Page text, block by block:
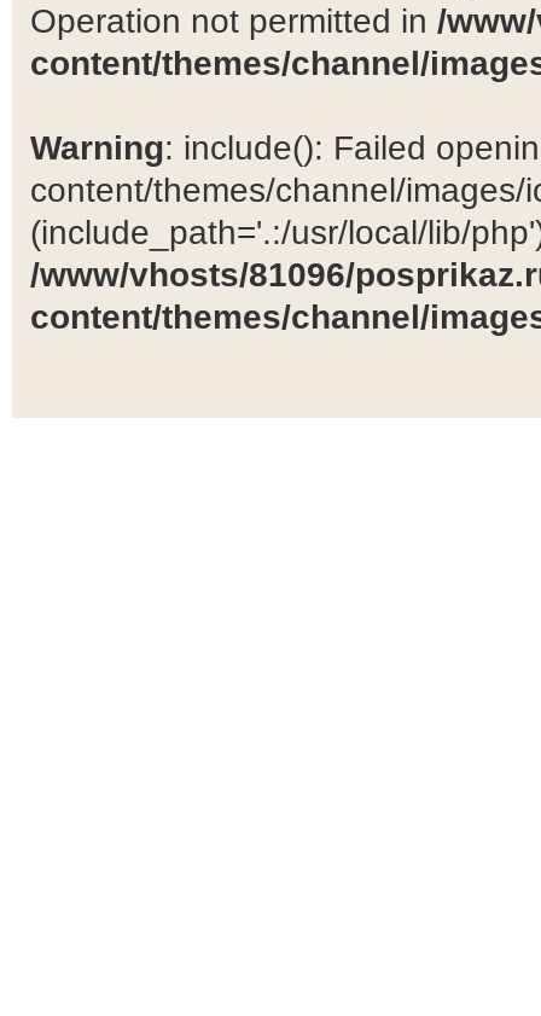
Operation not permitted in /
content/themes/channel/
Warning: include(): Failed
content/themes/channel/images/
(include_path='.:/usr/local/lib/
/www/vhosts/81096/
content/themes/channel/